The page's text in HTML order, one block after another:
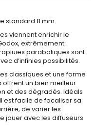
standard 8 mm
viennent enrichir le
extrêmement
paraboliques sont
d’infinies possibilités.
classiques et une forme
un bien meilleur
et des dégradés. Idéals
est facile de focaliser sa
de varier les
jouer avec les diffuseurs